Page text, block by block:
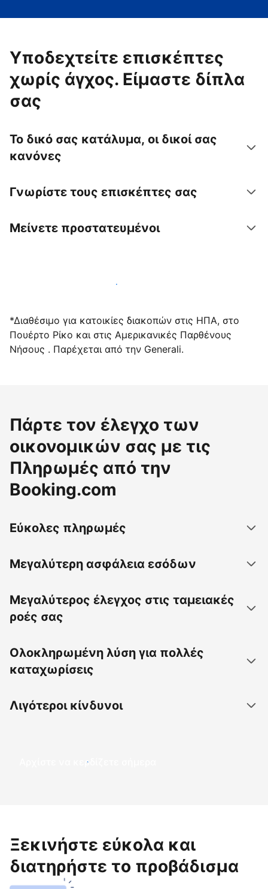
Υποδεχτείτε επισκέπτες
χωρίς άγχος. Είμαστε δίπλα
σας
Το δικό σας κατάλυμα, οι δικοί σας
κανόνες
Γνωρίστε τους επισκέπτες σας
Μείνετε προστατευμένοι
Υποδεχτείτε επισκέπτες μαζί μας σήμερα
*Διαθέσιμο για κατοικίες διακοπών στις ΗΠΑ, στο
Πουέρτο Ρίκο και στις Αμερικανικές Παρθένους
Νήσους . Παρέχεται από την Generali.
Πάρτε τον έλεγχο των
οικονομικών σας με τις
Πληρωμές από την
Booking.com
Εύκολες πληρωμές
Μεγαλύτερη ασφάλεια εσόδων
Μεγαλύτερος έλεγχος στις ταμειακές
ροές σας
Ολοκληρωμένη λύση για πολλές
καταχωρίσεις
Λιγότεροι κίνδυνοι
Αρχίστε να κερδίζετε σήμερα
Ξεκινήστε εύκολα και
διατηρήστε το προβάδισμα